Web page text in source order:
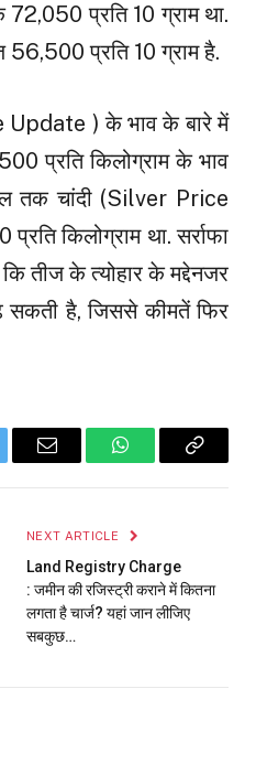
प्रति 10 ग्राम था.
प्रति 10 ग्राम है.
Update ) के भाव के बारे में
प्रति किलोग्राम के भाव
तक चांदी (Silver Price
किलोग्राम था. सर्राफा
कि तीज के त्योहार के मद्देनजर
सकती है, जिससे कीमतें फिर
Email WhatsAppCopy
NEXT ARTICLE
Land Registry Charge
: जमीन की रजिस्ट्री कराने में कितना
लगता है चार्ज? यहां जान लीजिए
सबकुछ…